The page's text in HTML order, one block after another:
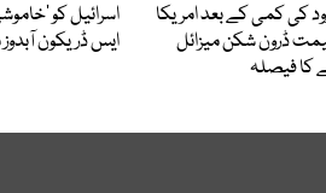
کی کمی کے بعد امریکا
ڈرون شکن میزائل
کا فیصلہ
اسرائیل کو
ایس ڈریکون